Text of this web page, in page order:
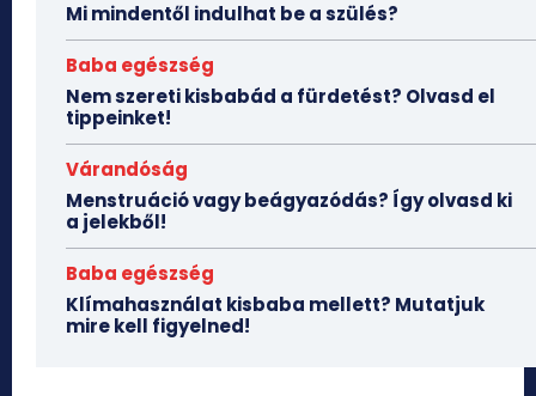
Mi mindentől indulhat be a szülés?
Baba egészség
Nem szereti kisbabád a fürdetést? Olvasd el
tippeinket!
Várandóság
Menstruáció vagy beágyazódás? Így olvasd ki
a jelekből!
Baba egészség
Klímahasználat kisbaba mellett? Mutatjuk
mire kell figyelned!